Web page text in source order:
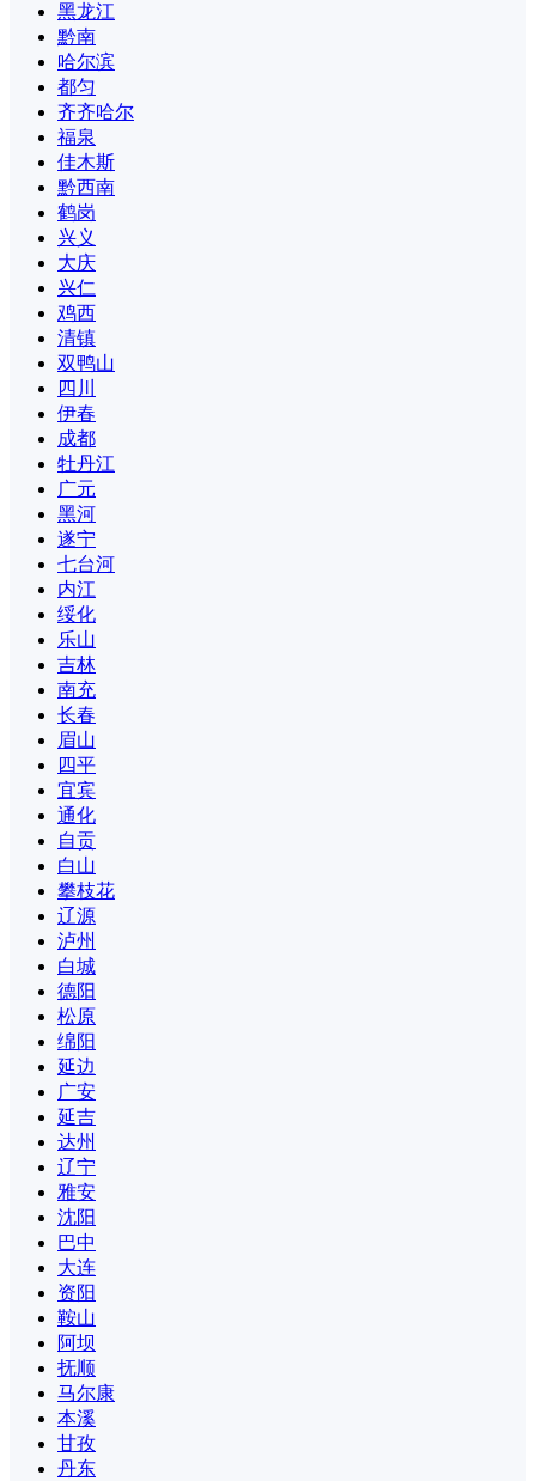
黑龙江
黔南
哈尔滨
都匀
齐齐哈尔
福泉
佳木斯
黔西南
鹤岗
兴义
大庆
兴仁
鸡西
清镇
双鸭山
四川
伊春
成都
牡丹江
广元
黑河
遂宁
七台河
内江
绥化
乐山
吉林
南充
长春
眉山
四平
宜宾
通化
自贡
白山
攀枝花
辽源
泸州
白城
德阳
松原
绵阳
延边
广安
延吉
达州
辽宁
雅安
沈阳
巴中
大连
资阳
鞍山
阿坝
抚顺
马尔康
本溪
甘孜
丹东